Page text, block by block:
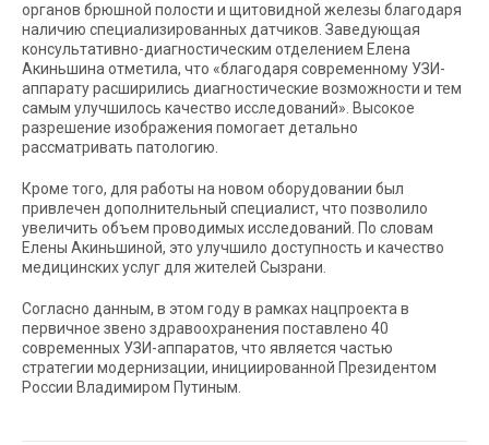
органов брюшной полости и щитовидной железы благодаря
наличию специализированных датчиков. Заведующая
консультативно-диагностическим отделением Елена
Акиньшина отметила, что «благодаря современному УЗИ-
аппарату расширились диагностические возможности и тем
самым улучшилось качество исследований». Высокое
разрешение изображения помогает детально
рассматривать патологию.
Кроме того, для работы на новом оборудовании был
привлечен дополнительный специалист, что позволило
увеличить объем проводимых исследований. По словам
Елены Акиньшиной, это улучшило доступность и качество
медицинских услуг для жителей Сызрани.
Согласно данным, в этом году в рамках нацпроекта в
первичное звено здравоохранения поставлено 40
современных УЗИ-аппаратов, что является частью
стратегии модернизации, инициированной Президентом
России Владимиром Путиным.